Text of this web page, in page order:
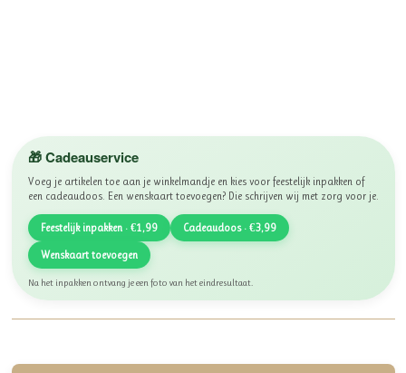
🎁 Cadeauservice
Voeg je artikelen toe aan je winkelmandje en kies voor feestelijk inpakken of
een cadeaudoos. Een wenskaart toevoegen? Die schrijven wij met zorg voor je.
Feestelijk inpakken · €1,99 Cadeaudoos · €3,99
Wenskaart toevoegen
Na het inpakken ontvang je een foto van het eindresultaat.